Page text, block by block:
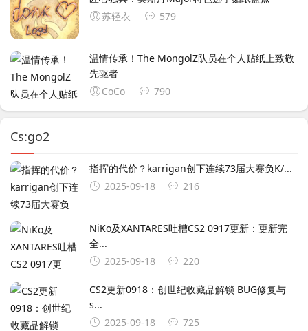
苏轻衣
579
温情传承！The MongolZ队员在个人贴纸上致敬
先驱者
CoCo
790
Cs:go2
指挥的代价？karrigan创下连续73届大赛负K/...
2025-09-18
216
NiKo及XANTARES吐槽CS2 0917更新：更新完
全...
2025-09-18
220
CS2更新0918：创世纪收藏品解锁 BUG修复与
s...
2025-09-18
725